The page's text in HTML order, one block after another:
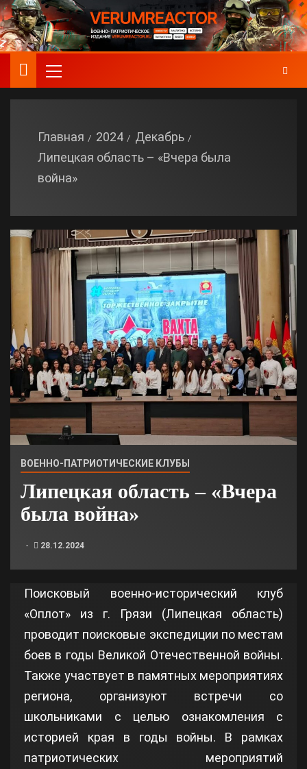
Главная 2024
Декабрь
Липецкая область – «Вчера была
война»
ВОЕННО-ПАТРИОТИЧЕСКИЕ КЛУБЫ
Липецкая область – «Вчера
была война»
28.12.2024
Поисковый военно-исторический клуб
«Оплот» из г. Грязи (Липецкая область)
проводит поисковые экспедиции по местам
боев в годы Великой Отечественной войны.
Также участвует в памятных мероприятиях
региона, организуют встречи со
школьниками с целью ознакомления с
историей края в годы войны. В рамках
патриотических мероприятий